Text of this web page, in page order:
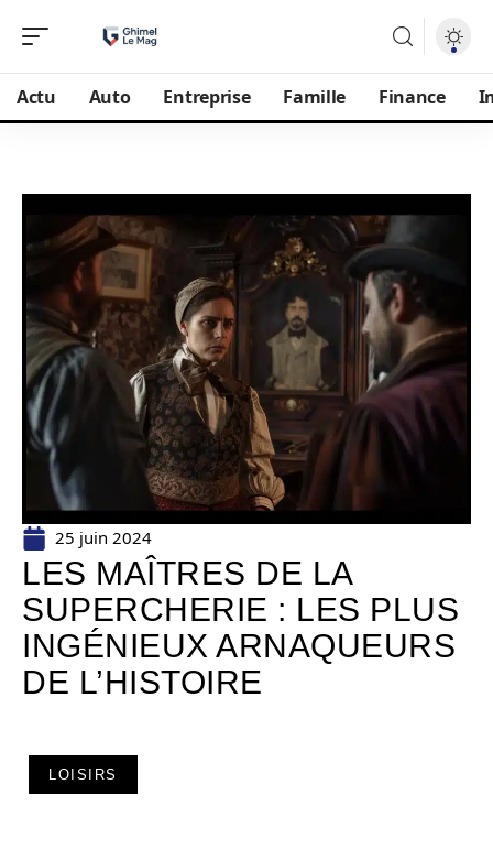
Actu Auto Entreprise Famille Finance
25 juin 2024
LES MAÎTRES DE LA
SUPERCHERIE : LES PLUS
INGÉNIEUX ARNAQUEURS
DE L’HISTOIRE
LOISIRS